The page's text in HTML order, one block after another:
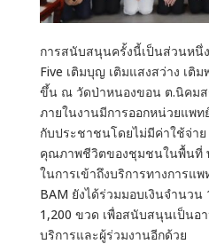
การสนับสนุนครั้งนี้เป็นส่วนหนึ่ง
Five เติมบุญ เติมแสงสว่าง เติ
ขึ้น ณ วัดป่าหนองขอน ต.นิคมส
ภายในงานมีการออกหน่วยแพท
กับประชาชนโดยไม่มีค่าใช้จ่า
คุณภาพชีวิตของชุมชนในพื้นที่
ในการเข้าถึงบริการทางการแ
BAM ยังได้ร่วมมอบเงินจำนว
1,200 ขวด เพื่อสนับสนุนเป็นอ
บริการและผู้ร่วมงานอีกด้วย